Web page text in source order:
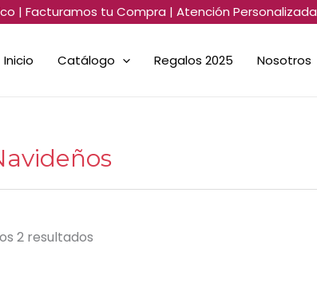
| Facturamos tu Compra | Atención Personalizada
Inicio Catálogo Regalos 2025 Nosotros
2 resultados
Sorted
by
to
high